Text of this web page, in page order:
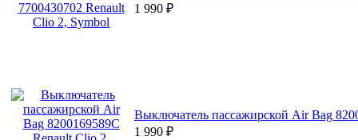
1 990 ₽
Выключатель пассажирской Air Bag
1 990 ₽